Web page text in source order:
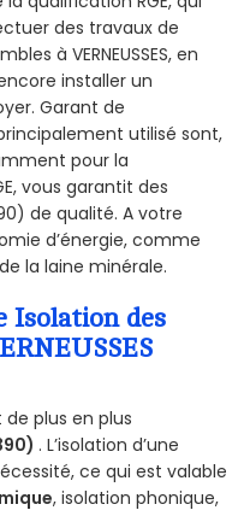
des travaux de
à VERNEUSSES, en
installer un
Garant de
utilisé sont,
pour la
vous garantit des
de qualité. A votre
d’énergie, comme
la laine minérale.
Isolation des
plus en plus
. L’isolation d’une
ce qui est valable
, isolation phonique,